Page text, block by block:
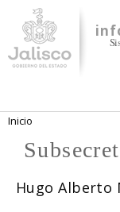
Se encuentra usted aquí
Inicio
Hugo Alberto